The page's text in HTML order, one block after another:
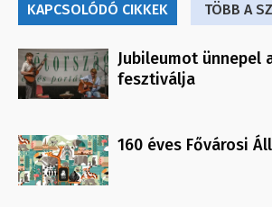
KAPCSOLÓDÓ CIKKEK TÖBB A
Jubileumot ünnepel
fesztiválja
160 éves Fővárosi